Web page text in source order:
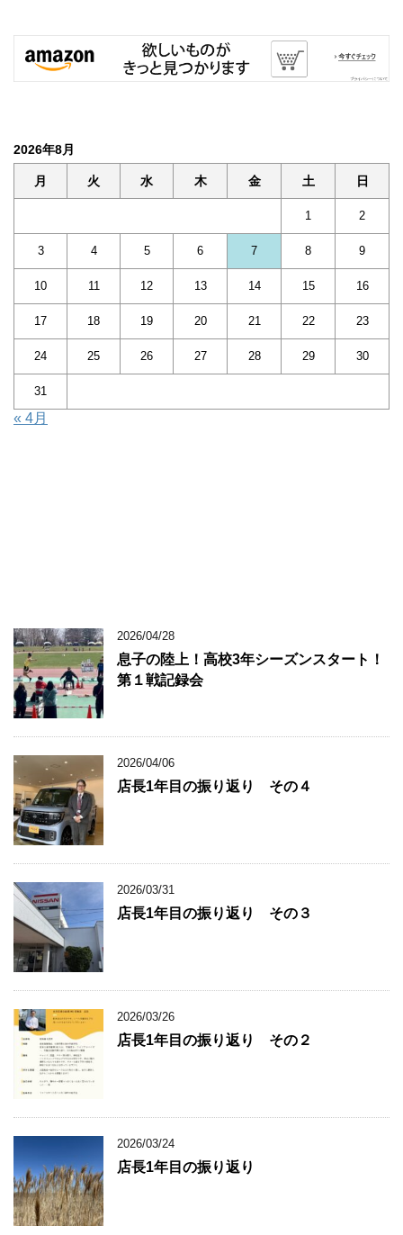
2026年8月
月 火 水 木 金 土 日
1 2
3 4 5 6 7 8 9
10 11 12 13 14 15 16
17 18 19 20 21 22 23
24 25 26 27 28 29 30
31
« 4月
2026/04/28
息子の陸上！高校3年シーズンスタート！
第１戦記録会
2026/04/06
店長1年目の振り返り その４
2026/03/31
店長1年目の振り返り その３
2026/03/26
店長1年目の振り返り その２
2026/03/24
店長1年目の振り返り